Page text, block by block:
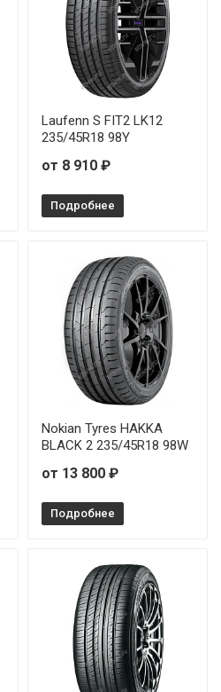
Laufenn S FIT2 LK12
235/45R18 98Y
от 8 910 ₽
Подробнее
Nokian Tyres HAKKA
BLACK 2 235/45R18 98W
от 13 800 ₽
Подробнее